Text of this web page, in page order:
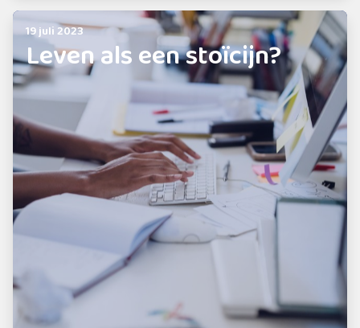
19 juli 2023
Leven als een stoïcijn?